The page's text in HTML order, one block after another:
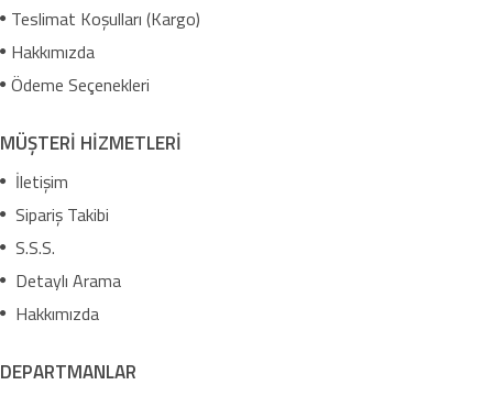
Teslimat Koşulları (Kargo)
Hakkımızda
Ödeme Seçenekleri
MÜŞTERİ HİZMETLERİ
İletişim
Sipariş Takibi
S.S.S.
Detaylı Arama
Hakkımızda
DEPARTMANLAR